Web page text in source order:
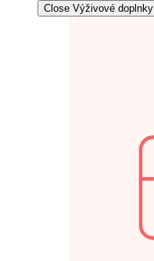
Close Výživové doplnky